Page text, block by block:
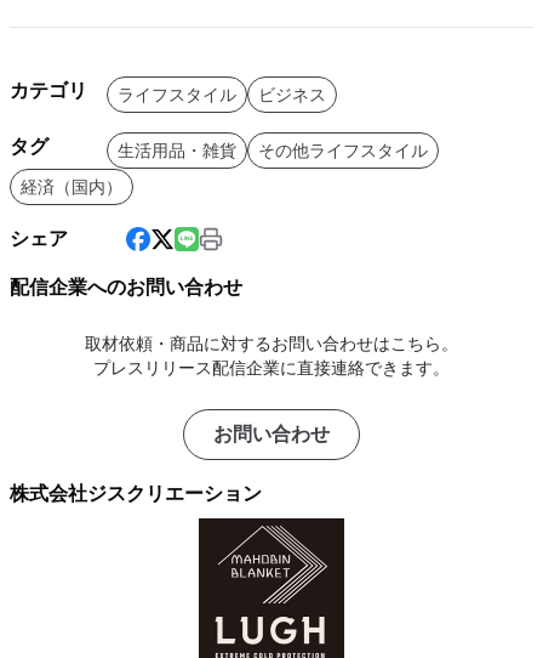
カテゴリ ライフスタイル ビジネス
タグ 生活用品・雑貨
その他ライフスタイル
経済（国内）
シェア
配信企業へのお問い合わせ
取材依頼・商品に対するお問い合わせはこちら。
プレスリリース配信企業に直接連絡できます。
お問い合わせ
株式会社ジスクリエーション